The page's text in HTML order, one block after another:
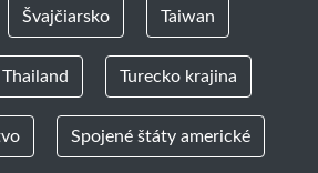
Švajčiarsko Taiwan
Thailand Turecko krajina
Spojené štáty americké